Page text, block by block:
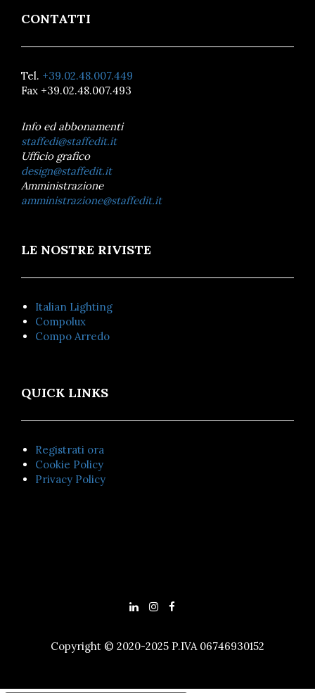
CONTATTI
Tel. +39.02.48.007.449
Fax +39.02.48.007.493
Info ed abbonamenti
staffedi@staffedit.it
Ufficio grafico
design@staffedit.it
Amministrazione
amministrazione@staffedit.it
LE NOSTRE RIVISTE
Italian Lighting
Compolux
Compo Arredo
QUICK LINKS
Registrati ora
Cookie Policy
Privacy Policy
Copyright © 2020-2025 P.IVA 06746930152